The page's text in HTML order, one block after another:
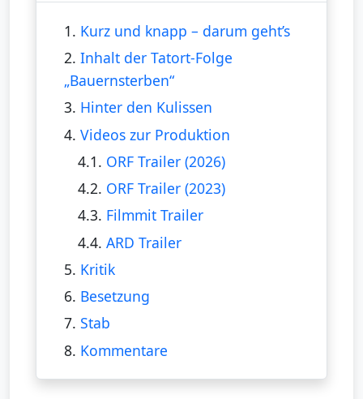
1. Kurz und knapp – darum geht’s
2. Inhalt der Tatort-Folge
„Bauernsterben“
3. Hinter den Kulissen
4. Videos zur Produktion
4.1. ORF Trailer (2026)
4.2. ORF Trailer (2023)
4.3. Filmmit Trailer
4.4.ARD Trailer
5. Kritik
6. Besetzung
7. Stab
8. Kommentare